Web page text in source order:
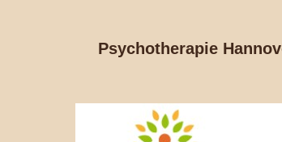
Psychotherapie